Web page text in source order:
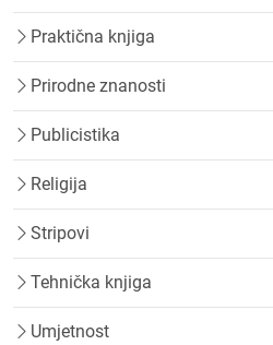
Praktična knjiga
Prirodne znanosti
Publicistika
Religija
Stripovi
Tehnička knjiga
Umjetnost